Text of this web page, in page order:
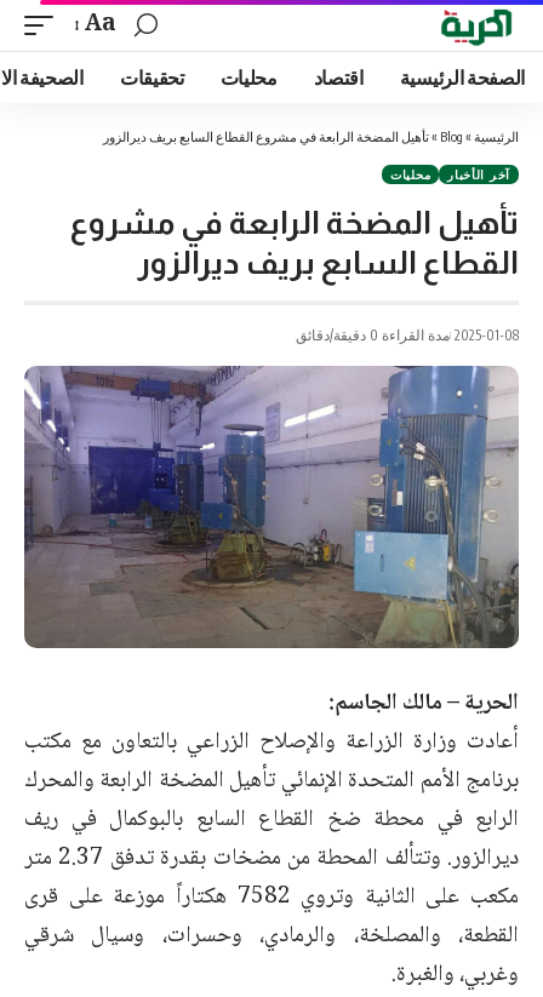
Aa
الصفحة الرئيسية اقتصاد محليات تحقيقات الصحيفة
الرئيسية »
Blog
»تأهيل المضخة الرابعة في مشروع القطاع السابع بريف ديرالزور
آخر الأخبار محليات
تأهيل المضخة الرابعة في مشروع
القطاع السابع بريف ديرالزور
2025-01-08 مدة القراءة 0 دقيقة/دقائق
الحرية – مالك الجاسم:
أعادت وزارة الزراعة والإصلاح الزراعي بالتعاون مع مكتب
برنامج الأمم المتحدة الإنمائي تأهيل المضخة الرابعة والمحرك
الرابع في محطة ضخ القطاع السابع بالبوكمال في ريف
ديرالزور. وتتألف المحطة من مضخات بقدرة تدفق 2.37 متر
مكعب على الثانية وتروي 7582 هكتاراً موزعة على قرى
القطعة، والمصلخة، والرمادي، وحسرات، وسيال شرقي
وغربي، والغبرة.